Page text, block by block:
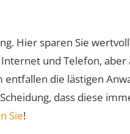
Hier sparen Sie
und Telefon,
entfallen die lästigen
dass diese
Sie!